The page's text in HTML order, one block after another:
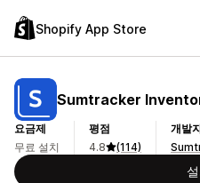
Shopify App Store
Sumtracker
요금제
무료 설치
평점
4.8
(114)
개발